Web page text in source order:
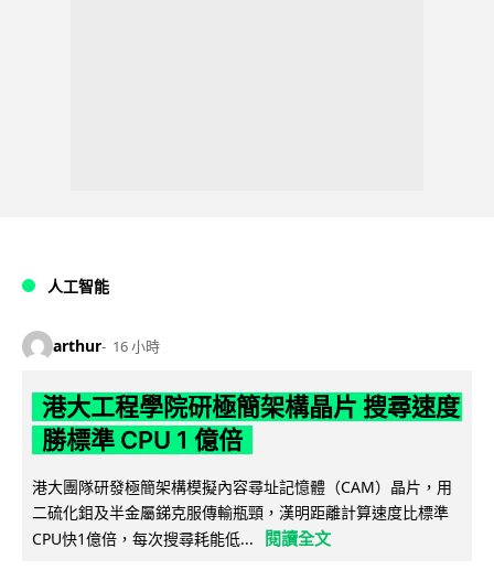
人工智能
arthur 16 小時
港大工程學院研極簡架構晶片 搜尋速度
勝標準 CPU 1 億倍
港大團隊研發極簡架構模擬內容尋址記憶體（CAM）晶片，用
二硫化鉬及半金屬銻克服傳輸瓶頸，漢明距離計算速度比標準
CPU快1億倍，每次搜尋耗能低...
閱讀全文